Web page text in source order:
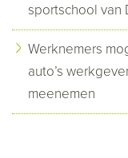
sportschool van
Werknemers
auto’s
meenemen